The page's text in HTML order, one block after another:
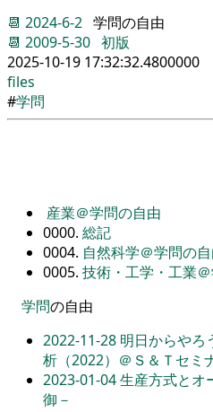
📆 2024-6-2 学問の自由
📆 2009-5-30 初版
2025-10-19 17:32:32.4800000
files
#学問
産業＠学問の自由
0000. 総記
0004. 自然科学＠学問の
0005. 技術・工学・工業
学問の自由
2022-11-28 明日からやろ
析（2022）＠Ｓ＆Ｔセミ
2023-01-04生産方式とオ
御－